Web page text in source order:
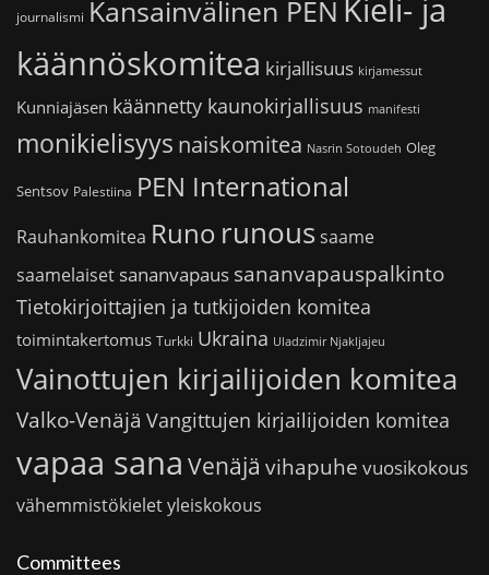
journalismi Kansainvälinen PEN Kieli- ja
käännöskomitea kirjallisuus kirjamessut
Kunniajäsen käännetty kaunokirjallisuus manifesti
monikielisyys naiskomitea Nasrin Sotoudeh Oleg
Sentsov Palestiina PEN International
Rauhankomitea Runo runoussaame
saamelaiset sananvapaus sananvapauspalkinto
Tietokirjoittajien ja tutkijoiden komitea
toimintakertomus Turkki Ukraina Uladzimir Njakljajeu
Vainottujen kirjailijoiden komitea
Valko-Venäjä Vangittujen kirjailijoiden komitea
vapaa sana Venäjä vihapuhe vuosikokous
vähemmistökieletyleiskokous
Committees